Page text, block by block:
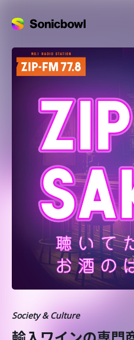
Society & Culture